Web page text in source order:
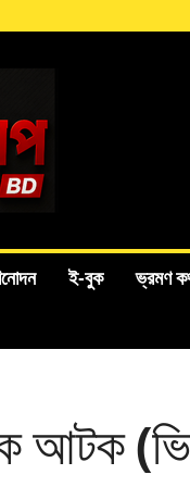
ই-বুক ভ্রমণ
আটক